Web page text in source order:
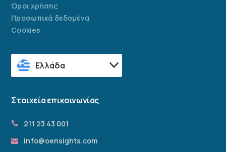
Όροι χρήσης
Προσωπικά δεδομένα
Cookies
Ελλάδα
Στοιχεία επικοινωνίας
211 23 43 001
info@oensights.com